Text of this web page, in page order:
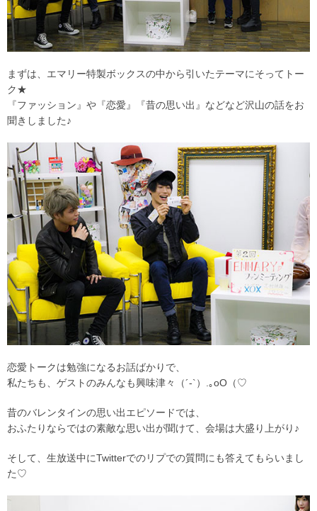
まずは、エマリー特製ボックスの中から引いたテーマにそってトー
ク★
『ファッション』や『恋愛』『昔の思い出』などなど沢山の話をお
聞きしました♪
恋愛トークは勉強になるお話ばかりで、
私たちも、ゲストのみんなも興味津々（´-`）.｡oO（♡
昔のバレンタインの思い出エピソードでは、
おふたりならではの素敵な思い出が聞けて、会場は大盛り上がり♪
そして、生放送中にTwitterでのリプでの質問にも答えてもらいまし
た♡